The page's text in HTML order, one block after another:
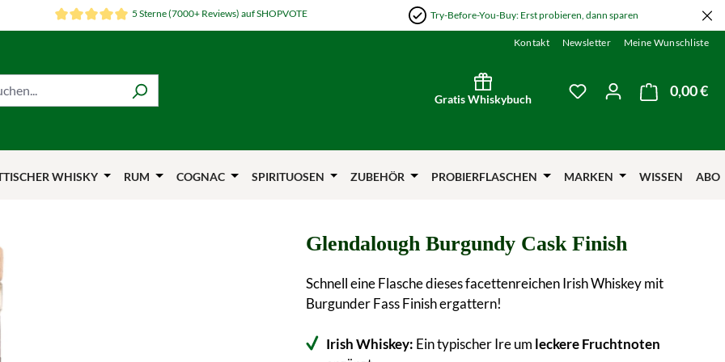
5 Sterne (7000+ Reviews) auf SHOPVOTE Try-Before-You-Buy: Erst probieren, dann sparen
Kontakt Newsletter Meine Wunschliste
Gratis Whiskybuch
Du hast 0 Produkte
0,00 €
WHISKY RUM COGNAC SPIRITUOSEN ZUBEHÖR PROBIERFLASCHEN MARKEN WISSEN ABO
Glendalough Burgundy Cask Finish
Schnell eine Flasche dieses facettenreichen Irish Whiskey mit
Burgunder Fass Finish ergattern!
Irish Whiskey: Ein typischer Ire um leckere Fruchtnoten